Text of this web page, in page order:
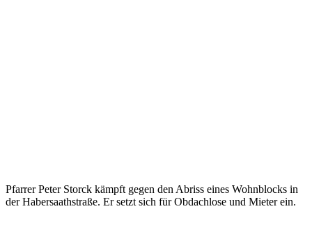
Pfarrer Peter Storck kämpft gegen den Abriss eines Wohnblocks in
der Habersaathstraße. Er setzt sich für Obdachlose und Mieter ein.